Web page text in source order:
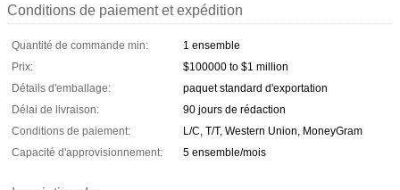
Conditions de paiement et expédition
Quantité de commande min:
1 ensemble
Prix:
$100000 to $1 million
Détails d'emballage:
paquet standard d'exportation
Délai de livraison:
90 jours de rédaction
Conditions de paiement:
L/C, T/T, Western Union, MoneyGram
Capacité d'approvisionnement:
5 ensemble/mois